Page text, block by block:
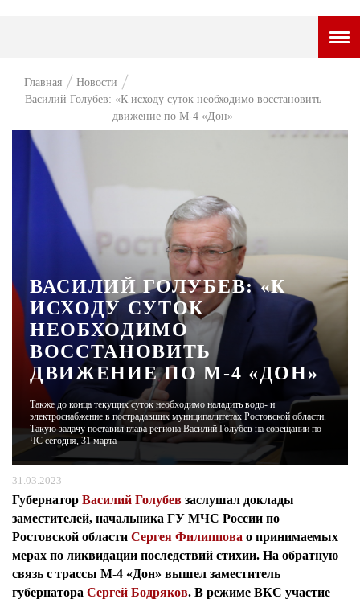
НОВОСТИ
ТАМ И ТУТ
СТИЛЬ ЖИЗНИ
ХАЙП
ЧЕЛОВЕК ОСОБЕННЫЙ
КУЛЬТ ЕДЫ
АФИША
Главная
Новости
Василий Голубев: «К исходу суток необходимо восстановить
движение по М-4 «Дон»
ВАСИЛИЙ ГОЛУБЕВ: «К
ИСХОДУ СУТОК
НЕОБХОДИМО
ВОССТАНОВИТЬ
ДВИЖЕНИЕ ПО М-4 «ДОН»
Также до конца текущих суток необходимо наладить водо- и
электроснабжение в пострадавших муниципалитетах Ростовской области.
Такую задачу поставил глава региона Василий Голубев на совещании по
ЧС сегодня, 31 марта
31.03.2023
Губернатор Василий Голубев заслушал доклады
заместителей, начальника ГУ МЧС России по
Ростовской области Сергея Филиппова о принимаемых
мерах по ликвидации последствий стихии. На обратную
связь с трассы М-4 «Дон» вышел заместитель
губернатора Сергей Бодряков. В режиме ВКС участие